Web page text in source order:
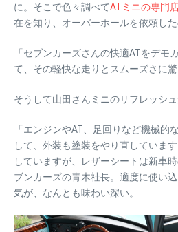
に。そこで色々調べてATミニの専門
在を知り、オーバーホールを依頼した
「セブンカーズさんの快適ATをデモ
て、その軽快な走りとスムーズさに驚
そうして山田さんミニのリフレッシ
「エンジンやAT、足回りなど機械的
して、外装も塗装をやり直していま
していますが、レザーシートは新車
ブンカーズの青木社長。適度に使い
気が、なんとも味わい深い。